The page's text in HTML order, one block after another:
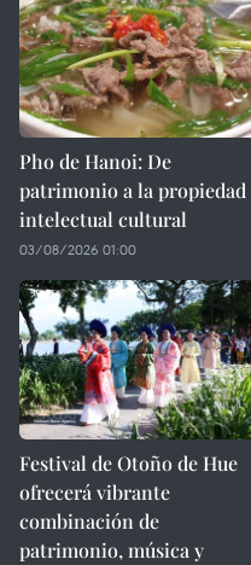
Pho de Hanoi: De
patrimonio a la propiedad
intelectual cultural
03/08/2026 01:00
Festival de Otoño de Hue
ofrecerá vibrante
combinación de
patrimonio, música y